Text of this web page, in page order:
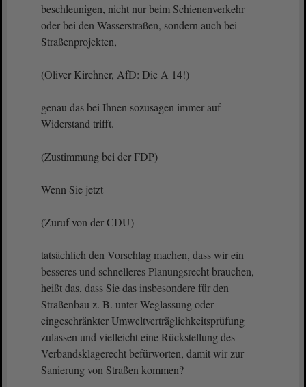
beschleunigen, nicht nur beim Schienenverkehr
oder bei den Wasserstraßen, sondern auch bei
Straßenprojekten,
(Oliver Kirchner, AfD: Die A 14!)
genau das bei Ihnen sozusagen immer auf
Widerstand trifft.
(Zustimmung bei der FDP)
Wenn Sie jetzt
(Zuruf von der CDU)
tatsächlich den Vorschlag machen, dass wir ein
besseres und schnelleres Planungsrecht brauchen,
heißt das, dass Sie das insbesondere für den
Straßenbau z. B. unter Weglassung oder
eingeschränkter Umweltverträglichkeitsprüfung
zulassen und vielleicht eine Rückstellung des
Verbandsklagerecht befürworten, damit wir zur
Sanierung von Straßen kommen?